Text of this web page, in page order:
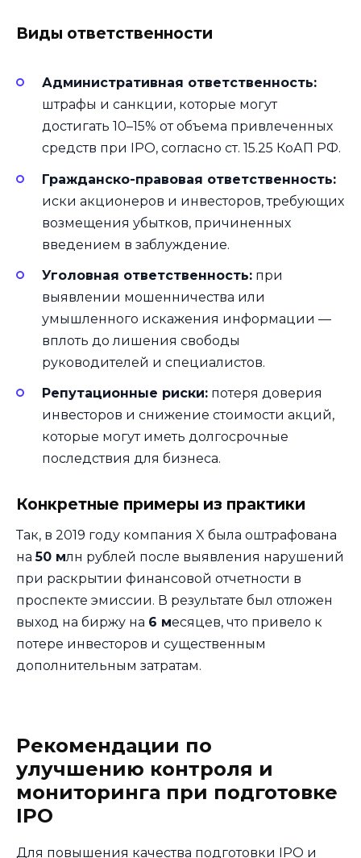
Виды ответственности
Административная ответственность:
штрафы и санкции, которые могут
достигать 10–15% от объема привлеченных
средств при IPO, согласно ст. 15.25 КоАП РФ.
Гражданско-правовая ответственность:
иски акционеров и инвесторов, требующих
возмещения убытков, причиненных
введением в заблуждение.
Уголовная ответственность: при
выявлении мошенничества или
умышленного искажения информации —
вплоть до лишения свободы
руководителей и специалистов.
Репутационные риски: потеря доверия
инвесторов и снижение стоимости акций,
которые могут иметь долгосрочные
последствия для бизнеса.
Конкретные примеры из практики
Так, в 2019 году компания X была оштрафована
на50 млн рублей после выявления нарушений
при раскрытии финансовой отчетности в
проспекте эмиссии. В результате был отложен
выход на биржу на 6 месяцев, что привело к
потере инвесторов и существенным
дополнительным затратам.
Рекомендации по
улучшению контроля и
мониторинга при подготовке
IPO
Для повышения качества подготовки IPO и